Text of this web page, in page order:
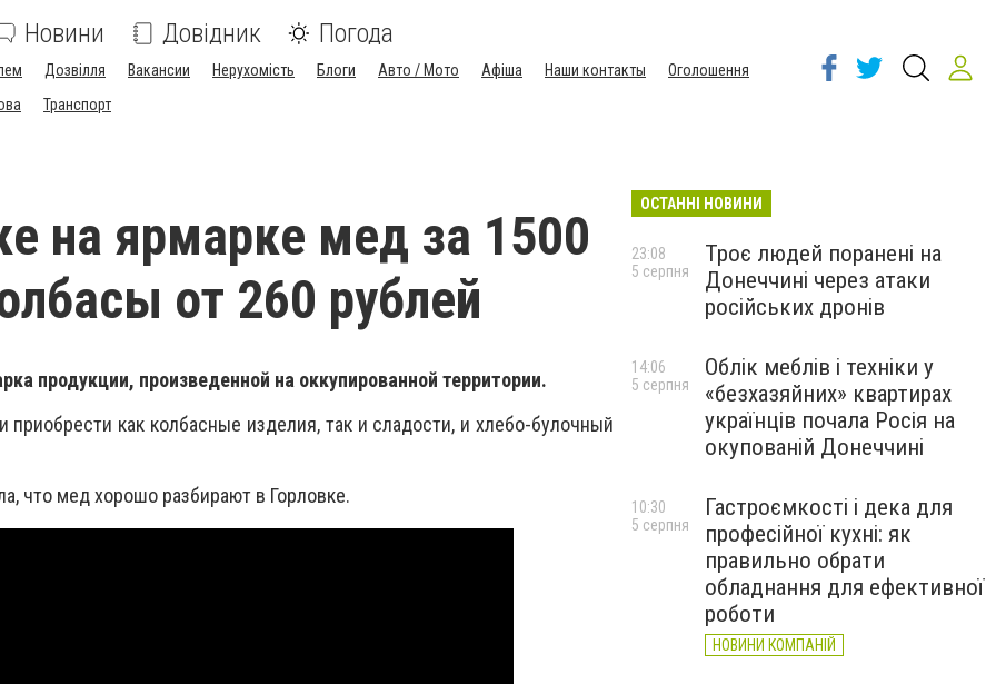
Новини Довідник Погода
Дозвілля Вакансии Нерухомість Блоги Авто / Мото Афіша Наши контакты
Оголошення
Транспорт
на ярмарке мед за 1500
от 260 рублей
продукции, произведенной на оккупированной территории.
как колбасные изделия, так и сладости, и хлебо-булочный
что мед хорошо разбирают в Горловке.
ОСТАННІ НОВИНИ
Троє людей поранені на
Донеччині через атаки
російських дронів
23:08
5 серпня
Облік меблів і техніки у
«безхазяйних» квартирах
українців почала Росія на
окупованій Донеччині
14:06
5 серпня
Гастроємкості і дека для
професійної кухні: як
правильно обрати
обладнання для ефективної
роботи
НОВИНИ КОМПАНІЙ
10:30
5 серпня